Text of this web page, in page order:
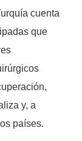
cuenta
que
y, a
países.